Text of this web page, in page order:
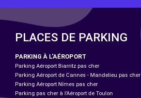
PLACES DE PARKING
PARKING À L'AÉROPORT
Parking Aéroport Biarritz pas cher
Parking Aéroport de Cannes - Mandelieu pas cher
Parking Aéroport Nîmes pas cher
Parking pas cher à l’Aéroport de Toulon